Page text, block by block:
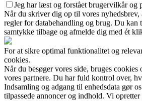
Jeg har læst og forstået brugervilkår og
Når du skriver dig op til vores nyhedsbrev,
regler for databehandling og brug. Du
samtykke tilbage og afmelde dig med ét
For at sikre optimal funktionalitet og
cookies.
Når du besøger vores side, bruges cookies
vores partnere. Du har fuld kontrol over,
Indsamling og adgang til enhedsdata gør
tilpassede annoncer og indhold. Vi